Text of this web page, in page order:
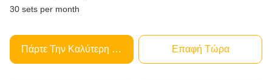
30 sets per month
Πάρτε Την Καλύτερη Τιμή Επαφή Τώρα